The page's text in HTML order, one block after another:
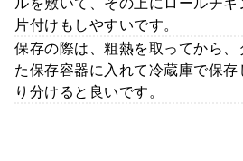
片付けもしやすいです。
保存の際は、粗熱を取ってから
た保存容器に入れて冷蔵庫で保
り分けると良いです。